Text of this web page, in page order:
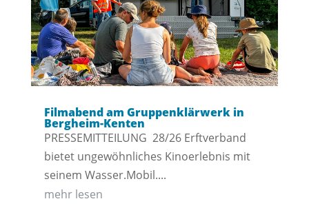
Filmabend am Gruppenklärwerk in
Bergheim-Kenten
PRESSEMITTEILUNG 28/26 Erftverband
bietet ungewöhnliches Kinoerlebnis mit
seinem Wasser.Mobil....
mehr lesen